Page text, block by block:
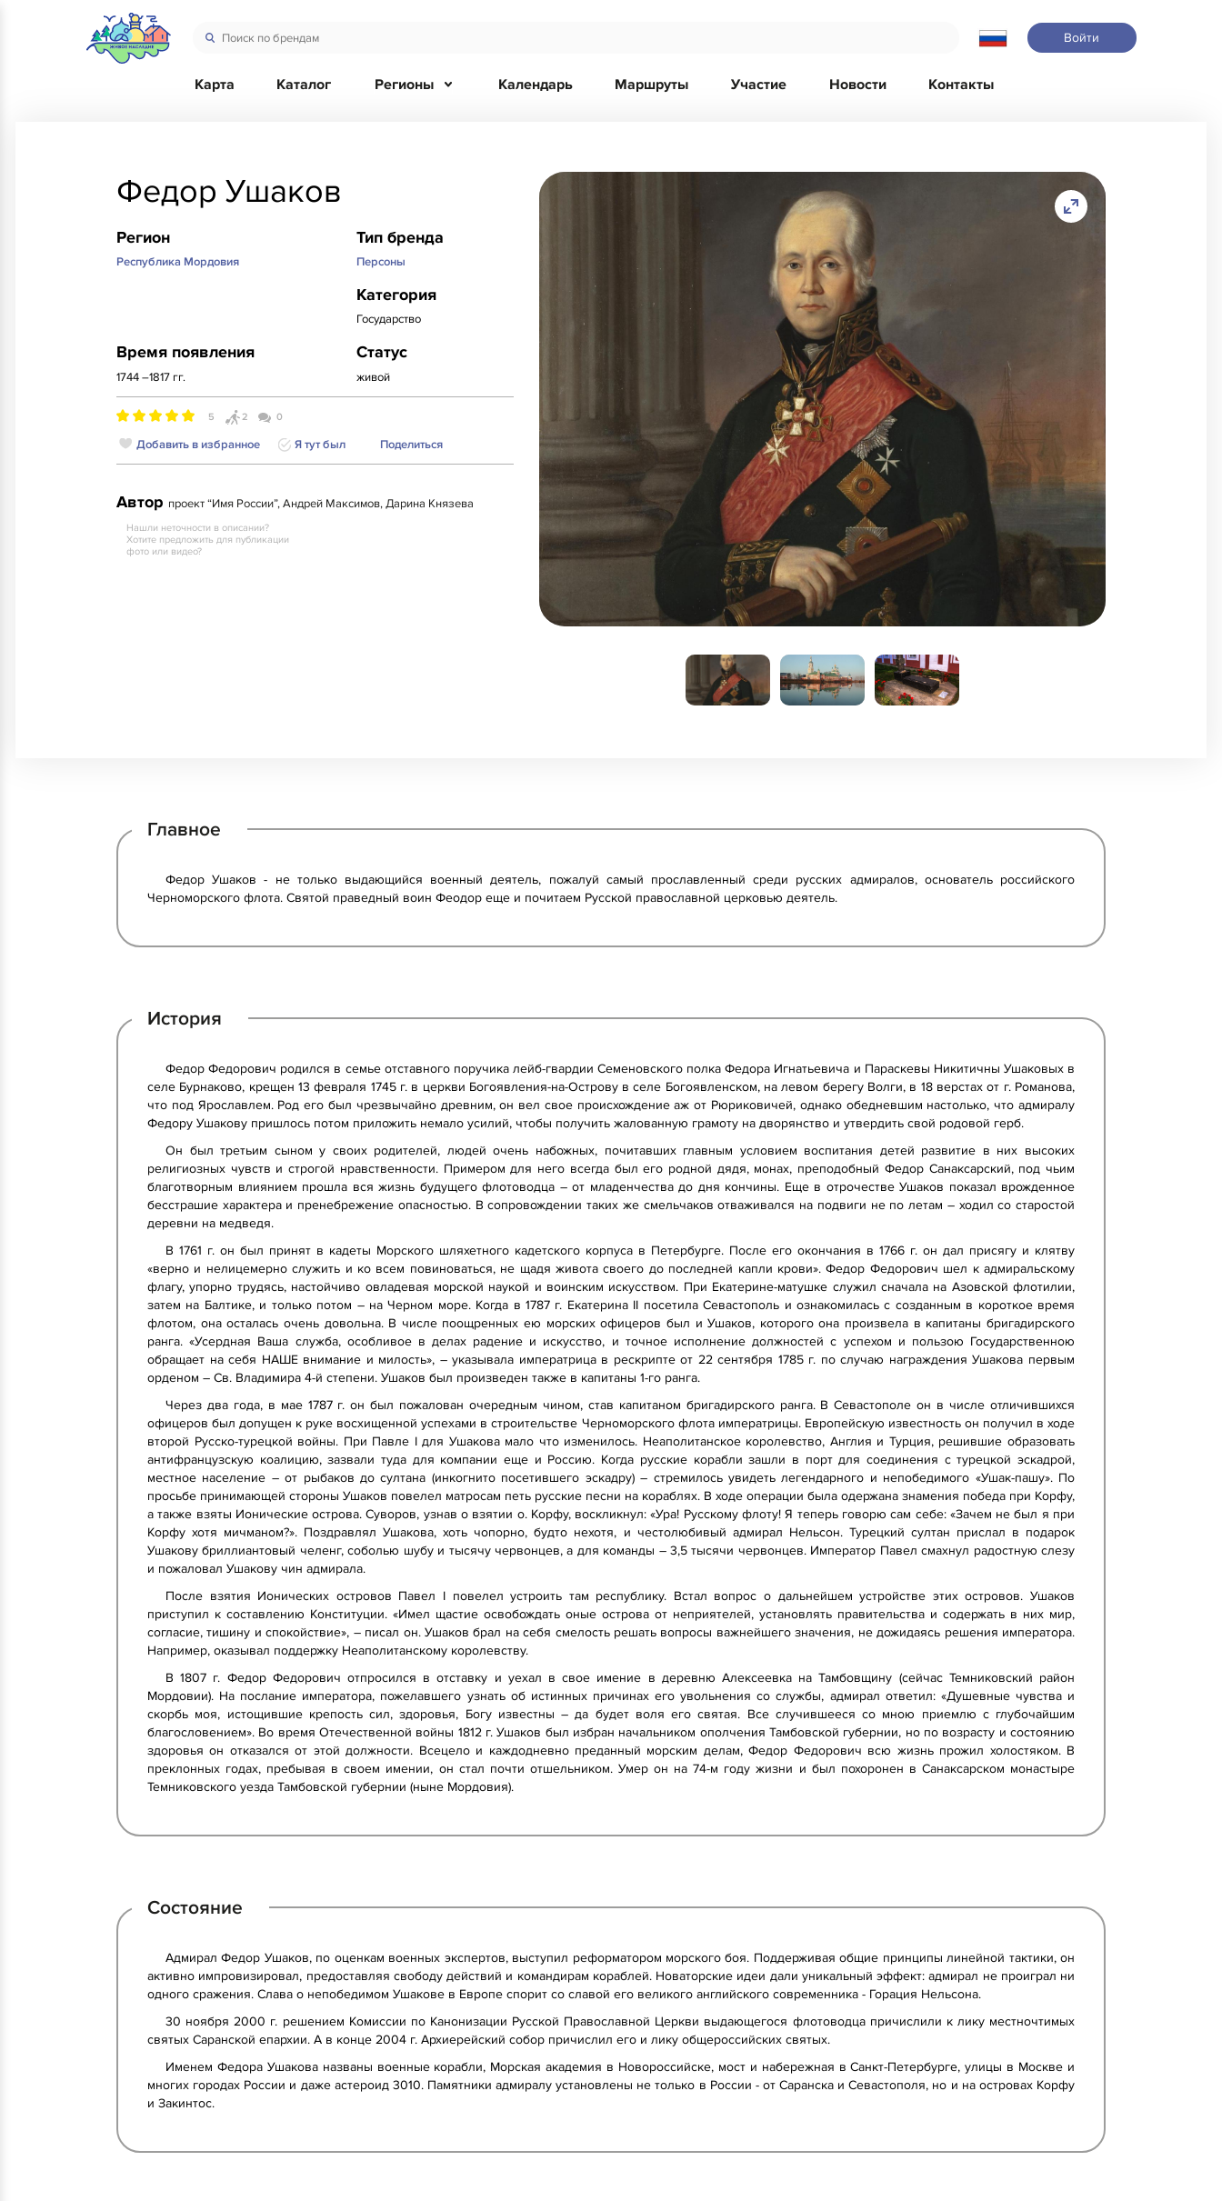
Войти
Карта Каталог Регионы Календарь Маршруты Участие Новости Контакты
Федор Ушаков
Регион
Республика Мордовия
Тип бренда
Персоны
Категория
Государство
Время появления
1744 –1817 гг.
Статус
живой
5 2 0
Добавить в избранное Я тут был Поделиться
Автор проект “Имя России”, Андрей Максимов, Дарина Князева
Нашли неточности в описании?
Хотите предложить для публикации
фото или видео?
Главное
Федор Ушаков - не только выдающийся военный деятель, пожалуй самый прославленный среди русских адмиралов, основатель российского
Черноморского флота. Святой праведный воин Феодор еще и почитаем Русской православной церковью деятель.
История
Федор Федорович родился в семье отставного поручика лейб-гвардии Семеновского полка Федора Игнатьевича и Параскевы Никитичны Ушаковых в
селе Бурнаково, крещен 13 февраля 1745 г. в церкви Богоявления-на-Острову в селе Богоявленском, на левом берегу Волги, в 18 верстах от г. Романова,
что под Ярославлем. Род его был чрезвычайно древним, он вел свое происхождение аж от Рюриковичей, однако обедневшим настолько, что адмиралу
Федору Ушакову пришлось потом приложить немало усилий, чтобы получить жалованную грамоту на дворянство и утвердить свой родовой герб.
Он был третьим сыном у своих родителей, людей очень набожных, почитавших главным условием воспитания детей развитие в них высоких
религиозных чувств и строгой нравственности. Примером для него всегда был его родной дядя, монах, преподобный Федор Санаксарский, под чьим
благотворным влиянием прошла вся жизнь будущего флотоводца – от младенчества до дня кончины. Еще в отрочестве Ушаков показал врожденное
бесстрашие характера и пренебрежение опасностью. В сопровождении таких же смельчаков отваживался на подвиги не по летам – ходил со старостой
деревни на медведя.
В 1761 г. он был принят в кадеты Морского шляхетного кадетского корпуса в Петербурге. После его окончания в 1766 г. он дал присягу и клятву
«верно и нелицемерно служить и ко всем повиноваться, не щадя живота своего до последней капли крови». Федор Федорович шел к адмиральскому
флагу, упорно трудясь, настойчиво овладевая морской наукой и воинским искусством. При Екатерине-матушке служил сначала на Азовской флотилии,
затем на Балтике, и только потом – на Черном море. Когда в 1787 г. Екатерина II посетила Севастополь и ознакомилась с созданным в короткое время
флотом, она осталась очень довольна. В числе поощренных ею морских офицеров был и Ушаков, которого она произвела в капитаны бригадирского
ранга. «Усердная Ваша служба, особливое в делах радение и искусство, и точное исполнение должностей с успехом и пользою Государственною
обращает на себя НАШЕ внимание и милость», – указывала императрица в рескрипте от 22 сентября 1785 г. по случаю награждения Ушакова первым
орденом – Св. Владимира 4-й степени. Ушаков был произведен также в капитаны 1-го ранга.
Через два года, в мае 1787 г. он был пожалован очередным чином, став капитаном бригадирского ранга. В Севастополе он в числе отличившихся
офицеров был допущен к руке восхищенной успехами в строительстве Черноморского флота императрицы. Европейскую известность он получил в ходе
второй Русско-турецкой войны. При Павле I для Ушакова мало что изменилось. Неаполитанское королевство, Англия и Турция, решившие образовать
антифранцузскую коалицию, зазвали туда для компании еще и Россию. Когда русские корабли зашли в порт для соединения с турецкой эскадрой,
местное население – от рыбаков до султана (инкогнито посетившего эскадру) – стремилось увидеть легендарного и непобедимого «Ушак-пашу». По
просьбе принимающей стороны Ушаков повелел матросам петь русские песни на кораблях. В ходе операции была одержана знамения победа при Корфу,
а также взяты Ионические острова. Суворов, узнав о взятии о. Корфу, воскликнул: «Ура! Русскому флоту! Я теперь говорю сам себе: «Зачем не был я при
Корфу хотя мичманом?». Поздравлял Ушакова, хоть чопорно, будто нехотя, и честолюбивый адмирал Нельсон. Турецкий султан прислал в подарок
Ушакову бриллиантовый челенг, соболью шубу и тысячу червонцев, а для команды – 3,5 тысячи червонцев. Император Павел смахнул радостную слезу
и пожаловал Ушакову чин адмирала.
После взятия Ионических островов Павел I повелел устроить там республику. Встал вопрос о дальнейшем устройстве этих островов. Ушаков
приступил к составлению Конституции. «Имел щастие освобождать оные острова от неприятелей, установлять правительства и содержать в них мир,
согласие, тишину и спокойствие», – писал он. Ушаков брал на себя смелость решать вопросы важнейшего значения, не дожидаясь решения императора.
Например, оказывал поддержку Неаполитанскому королевству.
В 1807 г. Федор Федорович отпросился в отставку и уехал в свое имение в деревню Алексеевка на Тамбовщину (сейчас Темниковский район
Мордовии). На послание императора, пожелавшего узнать об истинных причинах его увольнения со службы, адмирал ответил: «Душевные чувства и
скорбь моя, истощившие крепость сил, здоровья, Богу известны – да будет воля его святая. Все случившееся со мною приемлю с глубочайшим
благословением». Во время Отечественной войны 1812 г. Ушаков был избран начальником ополчения Тамбовской губернии, но по возрасту и состоянию
здоровья он отказался от этой должности. Всецело и каждодневно преданный морским делам, Федор Федорович всю жизнь прожил холостяком. В
преклонных годах, пребывая в своем имении, он стал почти отшельником. Умер он на 74-м году жизни и был похоронен в Санаксарском монастыре
Темниковского уезда Тамбовской губернии (ныне Мордовия).
Состояние
Адмирал Федор Ушаков, по оценкам военных экспертов, выступил реформатором морского боя. Поддерживая общие принципы линейной тактики, он
активно импровизировал, предоставляя свободу действий и командирам кораблей. Новаторские идеи дали уникальный эффект: адмирал не проиграл ни
одного сражения. Слава о непобедимом Ушакове в Европе спорит со славой его великого английского современника - Горация Нельсона.
30 ноября 2000 г. решением Комиссии по Канонизации Русской Православной Церкви выдающегося флотоводца причислили к лику местночтимых
святых Саранской епархии. А в конце 2004 г. Архиерейский собор причислил его и лику общероссийских святых.
Именем Федора Ушакова названы военные корабли, Морская академия в Новороссийске, мост и набережная в Санкт-Петербурге, улицы в Москве и
многих городах России и даже астероид 3010. Памятники адмиралу установлены не только в России - от Саранска и Севастополя, но и на островах Корфу
и Закинтос.